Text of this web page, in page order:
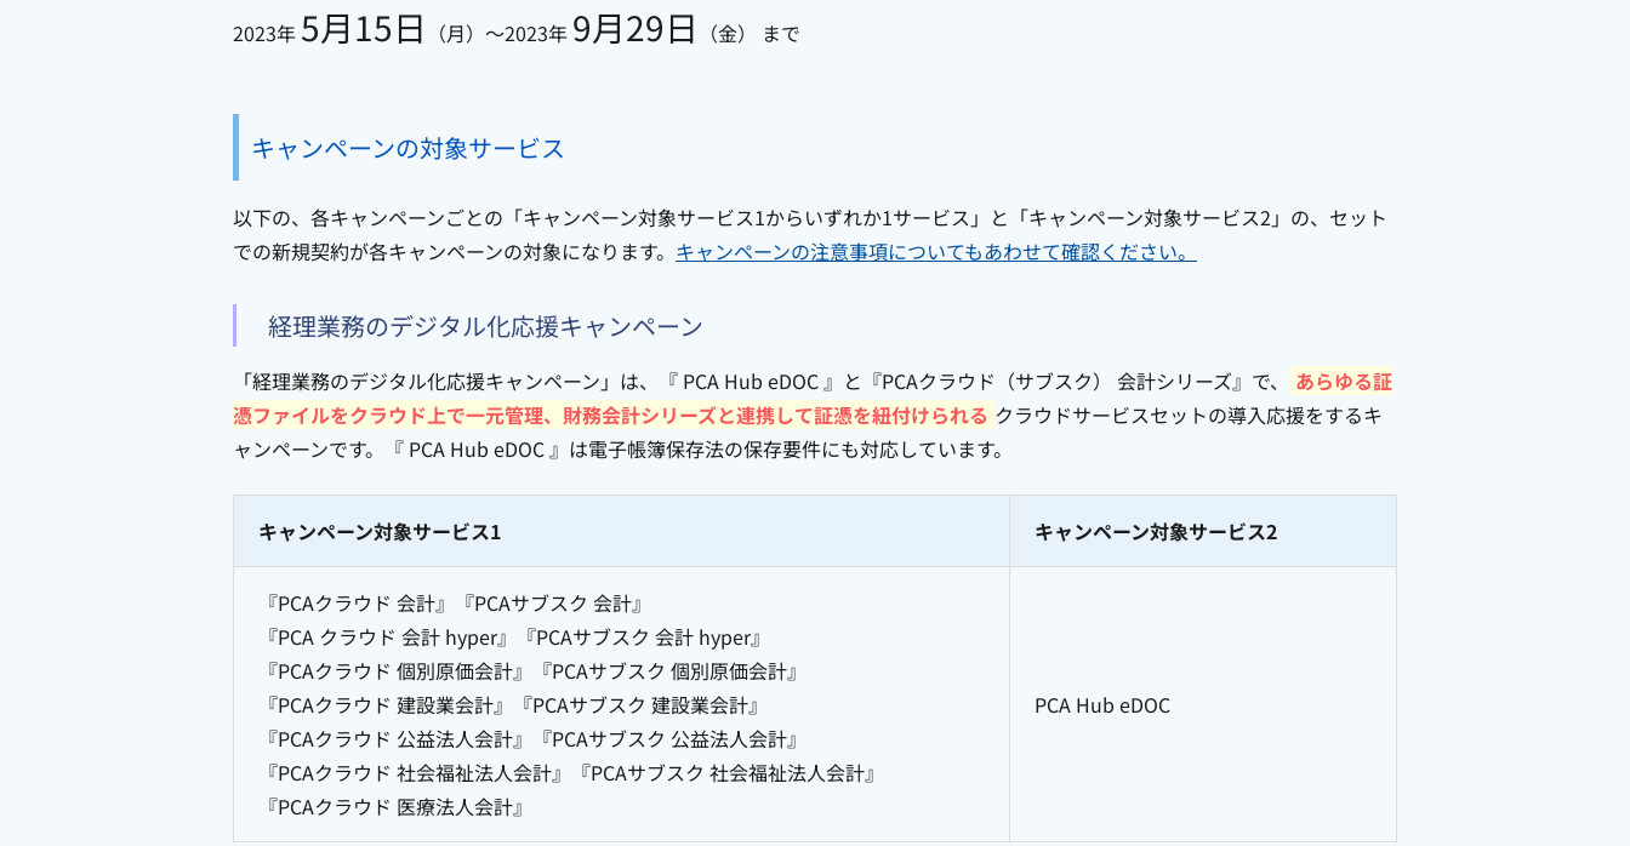
2023年 5月15日 （月）～2023年 9月29日 （金） まで
キャンペーンの対象サービス
以下の、各キャンペーンごとの「キャンペーン対象サービス1からいずれか1サービス」と「キャンペーン対象サービス2」の、セット
での新規契約が各キャンペーンの対象になります。 キャンペーンの注意事項についてもあわせて確認ください。
経理業務のデジタル化応援キャンペーン
「経理業務のデジタル化応援キャンペーン」は、『 PCA Hub eDOC 』と『PCAクラウド（サブスク） 会計シリーズ』で、
あらゆる証
憑ファイルをクラウド上で一元管理、財務会計シリーズと連携して証憑を紐付けられる クラウドサービスセットの導入応援をするキ
ャンペーンです。『 PCA Hub eDOC 』は電子帳簿保存法の保存要件にも対応しています。
キャンペーン対象サービス1 キャンペーン対象サービス2
『PCAクラウド 会計』『PCAサブスク 会計』
『PCA クラウド 会計 hyper』『PCAサブスク 会計 hyper』
『PCAクラウド 個別原価会計』『PCAサブスク 個別原価会計』
『PCAクラウド 建設業会計』『PCAサブスク 建設業会計』
『PCAクラウド 公益法人会計』『PCAサブスク 公益法人会計』
『PCAクラウド 社会福祉法人会計』『PCAサブスク 社会福祉法人会計』
『PCAクラウド 医療法人会計』
PCA Hub eDOC